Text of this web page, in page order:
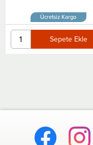
Sepete Ekle
Ücretsiz Kargo